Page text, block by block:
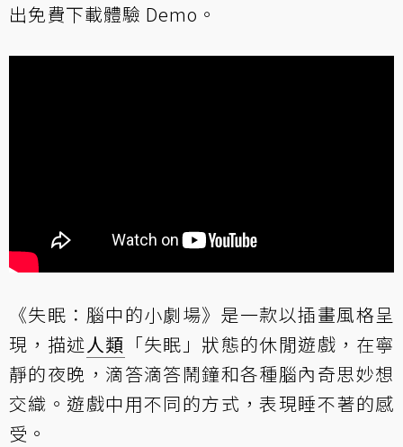
出免費下載體驗 Demo。
《失眠：腦中的小劇場》是一款以插畫風格呈
現，描述人類 「失眠」狀態的休閒遊戲，在寧
靜的夜晚，滴答滴答鬧鐘和各種腦內奇思妙想
交織。遊戲中用不同的方式，表現睡不著的感
受。